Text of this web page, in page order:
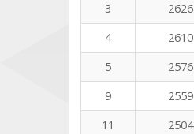
3
2626
4
2610
5
2576
9
2559
11
2504